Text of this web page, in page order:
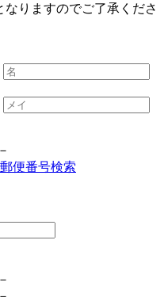
りますのでご了承くださ
－
郵便番号検索
－
－